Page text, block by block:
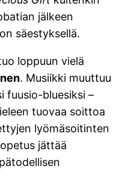
jälkeen
säestyksellä.
loppuun vielä
. Musiikki muuttuu
fuusio-bluesiksi –
tuovaa soittoa
lyömäsoitinten
jättää